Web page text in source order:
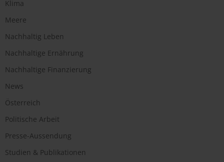
Klima
Meere
Nachhaltig Leben
Nachhaltige Ernährung
Nachhaltige Finanzierung
News
Österreich
Politische Arbeit
Presse-Aussendung
Studien & Publikationen